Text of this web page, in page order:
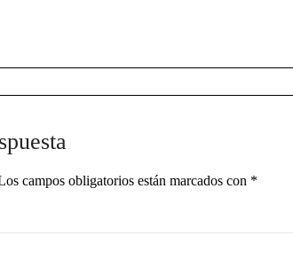
campos obligatorios están marcados con *